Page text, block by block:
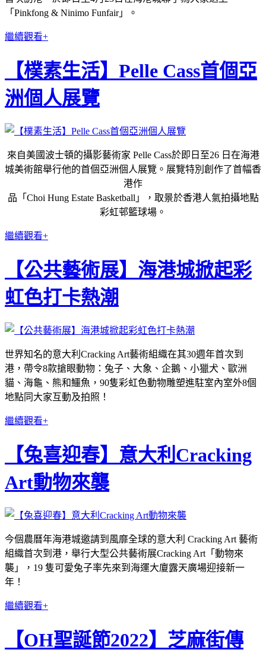
「Pinkfong & Ninimo Funfair」。
繼續觀看+
【樸素生活】Pelle Cass首個亞
洲個人展覽
來自美國波士頓的攝影藝術家 Pelle Cass於即日至26 日在海港
城美術館舉行他的首個亞洲個人展覽。展覽特別創作了首幅香
港作
品「Choi Hung Estate Basketball」，取景於香港人氣拍攝地點
彩虹邨籃球場。
繼續觀看+
【公共藝術展】海港城掀起彩
虹色打卡熱潮
世界知名的意大利Cracking Art藝術組織在其30週年首次到
港，帶令8款搶眼動物：兔子、大象、企鵝、小獵犬、歐洲
貓、海龜、熊和鱷魚，90隻彩虹色動物雕塑進駐室內室外8個
地點同大家互動及拍照！
繼續觀看+
【兔喜迎春】意大利Cracking
Art動物來襲
今個農曆年海港城邀請到風靡全球的意大利 Cracking Art 藝術
組織首次到港，舉行大型公共藝術展Cracking Art「動物來
襲」，19 隻可愛兔子率先來到海運大廈露天廣場迎接新一
年！
繼續觀看+
【OH聖誕節2022】芝麻街傳